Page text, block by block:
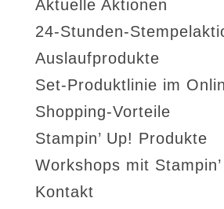
Aktuelle Aktionen
24-Stunden-
Auslaufprodukte
Set-Produktlinie im
Shopping-Vorteile
Stampin’ Up! Produkte
Workshops mit Stampin’
Kontakt